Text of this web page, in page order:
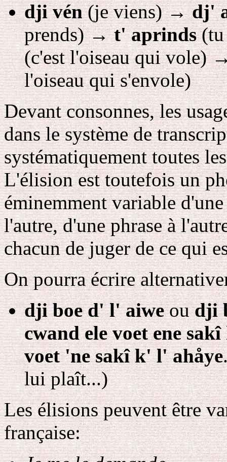
dji vén(je viens)→dj'
prends)→t' aprinds(tu
(c'est l'oiseau qui vole)
l'oiseau qui s'envole)
Devant consonnes, les
dans le système de
systématiquement toutes
L'élision est toutefois un
éminemment variable
l'autre, d'une phrase à
chacun de juger de ce qui
On pourra écrire
dji boe d' l' aiweoudji
cwand ele voet ene
voet 'ne sakî k' l' ahåye
lui plaît...)
Les élisions peuvent être
française: